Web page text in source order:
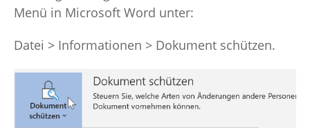
Menü in Microsoft Word unter:
Datei > Informationen > Dokument schützen.